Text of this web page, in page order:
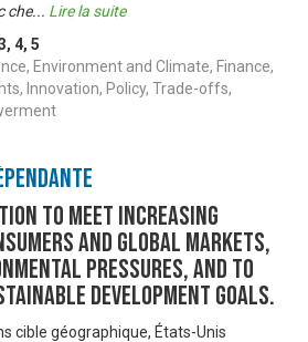
che... Lire la suite
, 4, 5
Environment and Climate, Finance,
Innovation, Policy, Trade-offs,
to meet increasing
and global markets,
pressures, and to
development goals.
cible géographique, États-Unis